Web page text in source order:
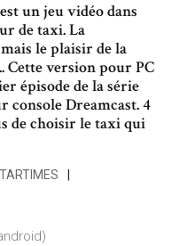
un jeu vidéo dans
de taxi. La
le plaisir de la
Cette version pour PC
épisode de la série
Dreamcast. 4
de choisir le taxi qui